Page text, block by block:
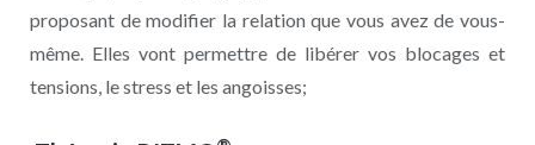
proposant de modifier la relation que vous avez de vous-
même. Elles vont permettre de libérer vos blocages et
tensions, le stress et les angoisses;